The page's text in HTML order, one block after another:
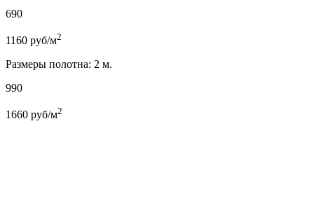
690
1160 руб/м2
Размеры полотна: 2 м.
990
1660 руб/м2